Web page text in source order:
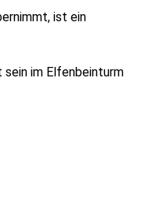
ist ein
im Elfenbeinturm